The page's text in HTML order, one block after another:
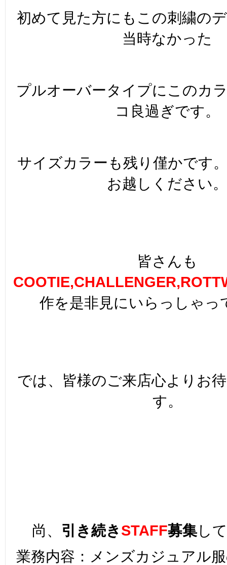
初めて見た方にもこの刺繍の
当時なかった
プルオーバータイプにこのカ
コ良過ぎです。
サイズカラーも残り僅かです
お越しください。
皆さんも
作を是非見にいらっしゃっ
では、皆様のご来店心よりお
す。
尚、 引き続きSTAFF募集し
業務内容：メンズカジュアル